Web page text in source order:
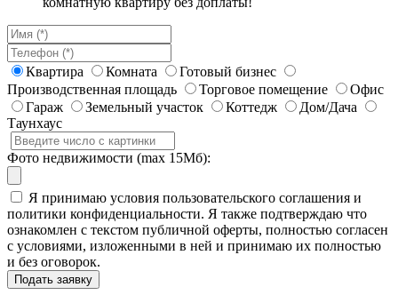
Квартира Комната
Готовый бизнес
Производственная площадь
Торговое помещение
Офис
Гараж
Земельный участок Коттедж
Дом/Дача
Таунхаус
Фото недвижимости (max 15Мб):
Я принимаю условия пользовательского соглашения и
политики конфиденциальности. Я также подтверждаю что
ознакомлен с текстом публичной оферты, полностью согласен
с условиями, изложенными в ней и принимаю их полностью
и без оговорок.